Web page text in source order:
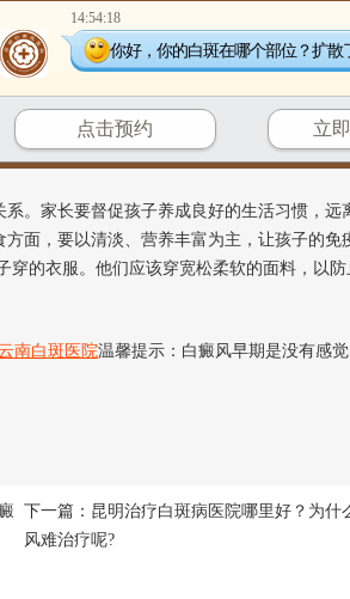
处出现白斑。家长要注意孩子的白斑皮肤，
伤、烧伤等，而皮肤损伤很可能引起白癜风
孩子，尽量避免任何意外，比如刮伤、磕碰
家长要督促孩子养成良好的生活习惯，远
面，要以清淡、营养丰富为主，让孩子的免
的衣服。他们应该穿宽松柔软的面料，以
南白斑医院温馨提示：白癜风早期是没有感
下一篇： 昆明治疗白斑病医院哪里好？为什
风难治疗呢?
14:54:18
你好，你的白斑在哪个部位？扩散
点击预约 立